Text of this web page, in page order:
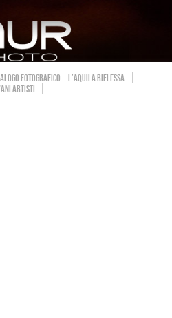
FOTOGRAFICO – L’AQUILA RIFLESSA
ARTISTI